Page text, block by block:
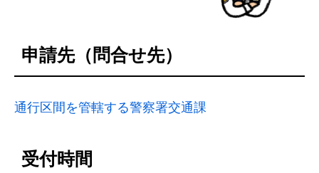
申請先（問合せ先）
通行区間を管轄する警察署交通課
受付時間